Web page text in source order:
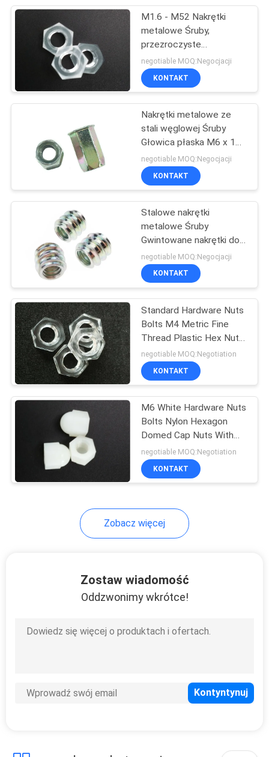
M1.6 - M52 Nakrętki
metalowe Śruby,
przezroczyste
plastikowe nakrętki
sześciokątne DIN 934
negotiable MOQ:Negocjacji
KONTAKT
Nakrętki metalowe ze
stali węglowej Śruby
Głowica płaska M6 x 18
Nakrętka z łbem
sześciokątnym
ocynkowana
negotiable MOQ:Negocjacji
KONTAKT
Stalowe nakrętki
metalowe Śruby
Gwintowane nakrętki do
kształtowników z cynku
ocynkowane
negotiable MOQ:Negocjacji
KONTAKT
Standard Hardware Nuts
Bolts M4 Metric Fine
Thread Plastic Hex Nuts
DIN 934
negotiable MOQ:Negotiation
KONTAKT
M6 White Hardware Nuts
Bolts Nylon Hexagon
Domed Cap Nuts With
Nonmetallic Insert
negotiable MOQ:Negotiation
KONTAKT
Zobacz więcej
Zostaw wiadomość
Oddzwonimy wkrótce!